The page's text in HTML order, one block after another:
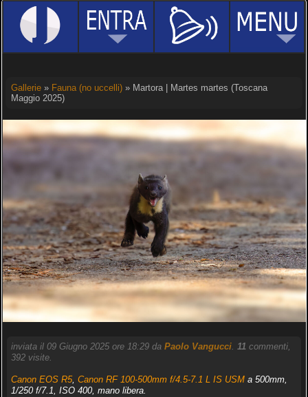
Gallerie» Fauna (no uccelli)» Martora | Martes martes (Toscana
Maggio 2025)
inviata il 09 Giugno 2025 ore 18:29 da Paolo Vangucci. 11commenti,
392 visite.
Canon EOS R5, Canon RF 100-500mm f/4.5-7.1 L IS USMa 500mm,
1/250 f/7.1, ISO 400, mano libera.